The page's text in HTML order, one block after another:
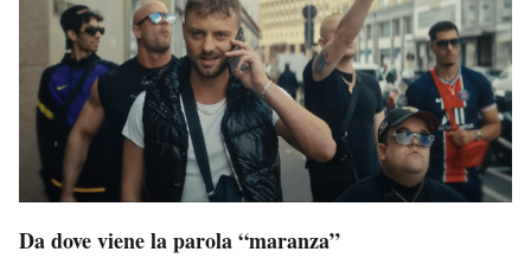
Area Personale
Newsletter
Notifiche mobile
Regala il Post
Hai bisogno di aiuto?
Esci
Da dove viene la parola “maranza”